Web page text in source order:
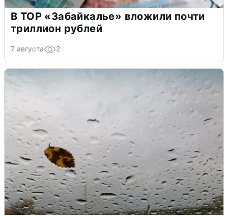
В ТОР «Забайкалье» вложили почти
триллион рублей
7 августа 2